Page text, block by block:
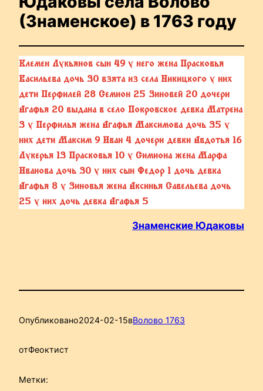
(Знаменское) в 1763 году
Клемен Лукьянов сын 49 у него жена Прасковья
Васильева дочь 30 взята из села Никицкого у них
дети Перфилей 28 Семион 25 Зиновей 20 дочери
Агафья 20 выдана в село Покровское девка Матрена
3 у Перфилья жена Агафья Максимова дочь 35 у
них дети Максим 9 Иван 4 дочери девки Авдотья 16
Лукерья 13 Прасковья 10 у Симиона жена Марфа
Иванова дочь 30 у них сын Федор 1 дочь девка
Агафья 8 у Зиновья жена Аксинья Савельева дочь
25 у них дочь девка Агафья 5
Знаменские Юдаковы
Опубликовано2024-02-15вВолово 1763
отФеоктист
Метки: